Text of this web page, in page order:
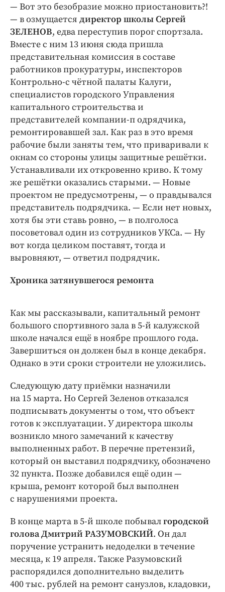
Работодатель года
— Вот это безобразие можно приостановить?!
— в озмущается директор школы Сергей
ЗЕЛЕНОВ, едва переступив порог спортзала.
Вместе с ним 13 июня сюда пришла
представительная комиссия в составе
работников прокуратуры, инспекторов
Контрольно-с чётной палаты Калуги,
специалистов городского Управления
капитального строительства и
представителей компании-п одрядчика,
ремонтировавшей зал. Как раз в это время
рабочие были заняты тем, что приваривали к
окнам со стороны улицы защитные решётки.
Устанавливали их откровенно криво. К тому
же решётки оказались старыми. — Новые
проектом не предусмотрены, — о правдывался
представитель подрядчика. — Если нет новых,
хотя бы эти ставь ровно, — в полголоса
посоветовал один из сотрудников УКСа. — Ну
вот когда целиком поставят, тогда и
выровняют, — ответил подрядчик.
Хроника затянувшегося ремонта
Как мы рассказывали, капитальный ремонт
большого спортивного зала в 5-й калужской
школе начался ещё в ноябре прошлого года.
Завершиться он должен был в конце декабря.
Однако в эти сроки строители не уложились.
Следующую дату приёмки назначили
на 15 марта. Но Сергей Зеленов отказался
подписывать документы о том, что объект
готов к эксплуатации. У директора школы
возникло много замечаний к качеству
выполненных работ. В перечне претензий,
который он выставил подрядчику, обозначено
32 пункта. Позже добавился ещё один — ​
крыша, ремонт которой был выполнен
с нарушениями проекта.
В конце марта в 5-й школе побывалгородской
голова Дмитрий РАЗУМОВСКИЙ. Он дал
поручение устранить недоделки в течение
месяца, к 19 апреля. Также Разумовский
распорядился дополнительно выделить
400 тыс. руб­лей на ремонт санузлов, кладовки,